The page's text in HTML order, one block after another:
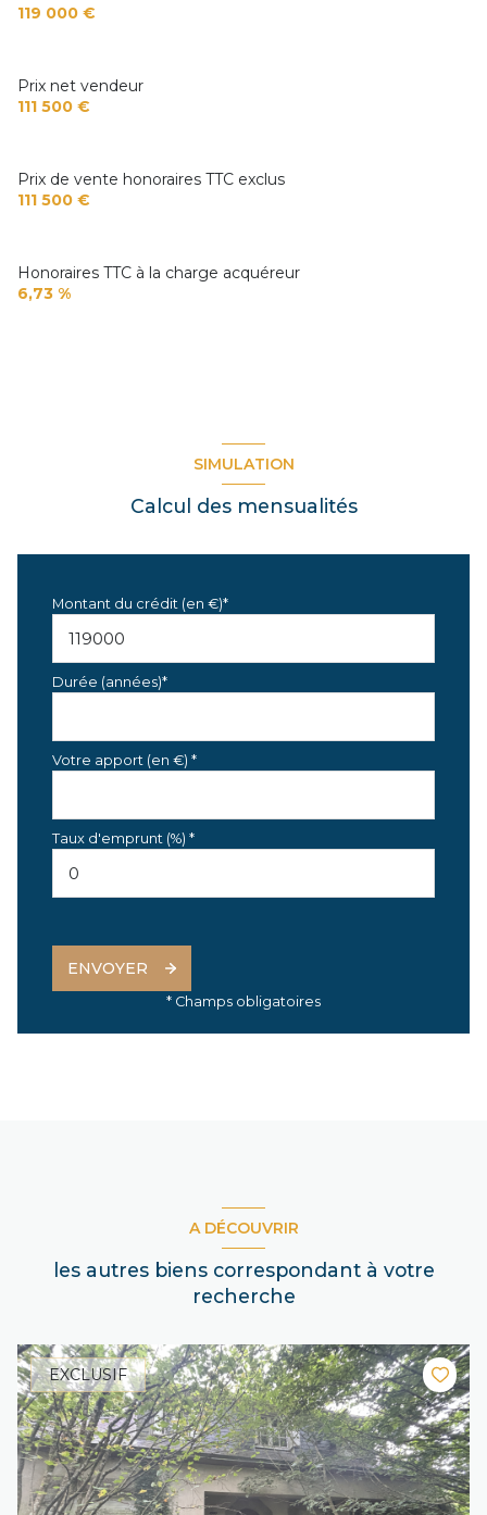
119 000 €
Prix net vendeur
111 500 €
Prix de vente honoraires TTC exclus
111 500 €
Honoraires TTC à la charge acquéreur
6,73 %
SIMULATION
Calcul des mensualités
Montant du crédit (en €)*
Durée (années)*
Votre apport (en €) *
Taux d'emprunt (%) *
ENVOYER
* Champs obligatoires
A DÉCOUVRIR
les autres biens correspondant à votre
recherche
EXCLUSIF